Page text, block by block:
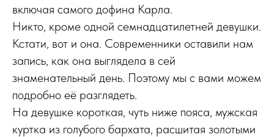
включая самого дофина Карла.
Никто, кроме одной семнадцатилетней девушки.
Кстати, вот и она. Современники оставили нам
запись, как она выглядела в сей
знаменательный день. Поэтому мы с вами можем
подробно её разглядеть.
На девушке короткая, чуть ниже пояса, мужская
куртка из голубого бархата, расшитая золотыми